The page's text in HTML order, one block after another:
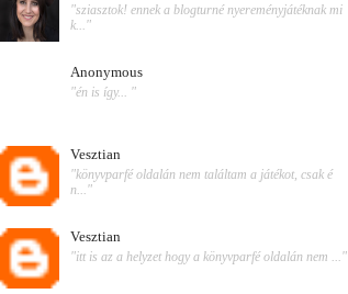
"sziasztok! ennek a blogturné nyereményjátéknak mi
k..."
Anonymous
"én is így... "
Vesztian
"könyvparfé oldalán nem találtam a játékot, csak é
n..."
Vesztian
"itt is az a helyzet hogy a könyvparfé oldalán nem ..."